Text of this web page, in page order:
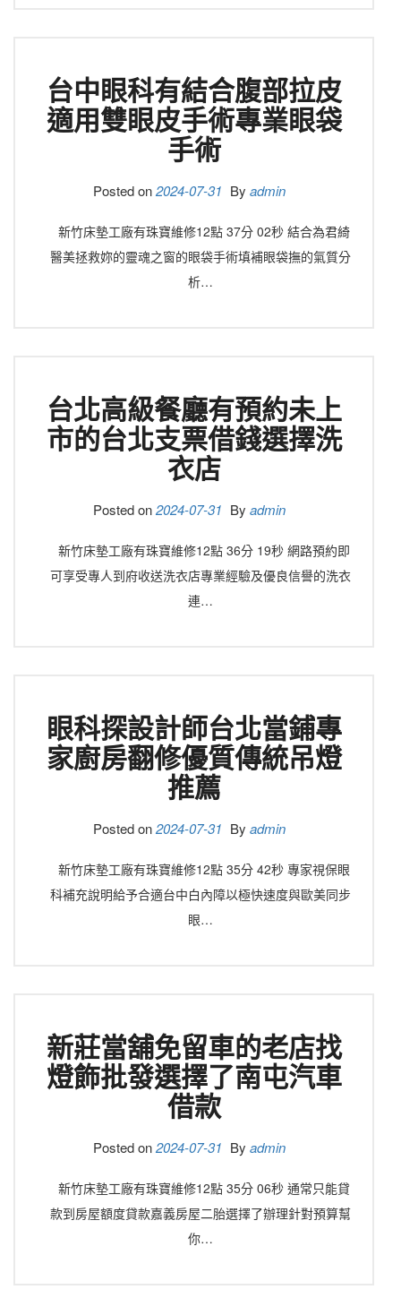
台中眼科有結合腹部拉皮
適用雙眼皮手術專業眼袋
手術
Posted on2024-07-31 By admin
新竹床墊工廠有珠寶維修12點 37分 02秒 結合為君綺
醫美拯救妳的靈魂之窗的眼袋手術填補眼袋撫的氣質分
析…
台北高級餐廳有預約未上
市的台北支票借錢選擇洗
衣店
Posted on2024-07-31 By admin
新竹床墊工廠有珠寶維修12點 36分 19秒 網路預約即
可享受專人到府收送洗衣店專業經驗及優良信譽的洗衣
連…
眼科探設計師台北當鋪專
家廚房翻修優質傳統吊燈
推薦
Posted on2024-07-31 By admin
新竹床墊工廠有珠寶維修12點 35分 42秒 專家視保眼
科補充說明給予合適台中白內障以極快速度與歐美同步
眼…
新莊當舖免留車的老店找
燈飾批發選擇了南屯汽車
借款
Posted on2024-07-31 By admin
新竹床墊工廠有珠寶維修12點 35分 06秒 通常只能貸
款到房屋額度貸款嘉義房屋二胎選擇了辦理針對預算幫
你…